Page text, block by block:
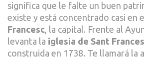
significa que le falte un buen
existe y está concentrado casi en
Francesc, la capital. Frente al
levanta la iglesia de Sant
construida en 1738. Te llamará la